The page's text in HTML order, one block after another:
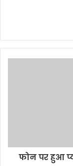
फोन पर हुआ